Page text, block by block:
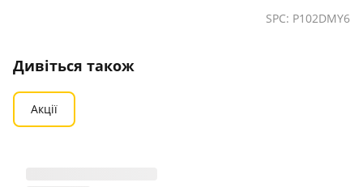
SPC: P102DMY6
Дивіться також
Акції